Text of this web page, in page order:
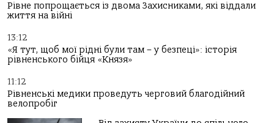
Рівне попрощається із двома Захисниками, які віддали
життя на війні
13:12
«Я тут, щоб мої рідні були там – у безпеці»: історія
рівненського бійця «Князя»
11:12
Рівненські медики проведуть черговий благодійний
велопробіг